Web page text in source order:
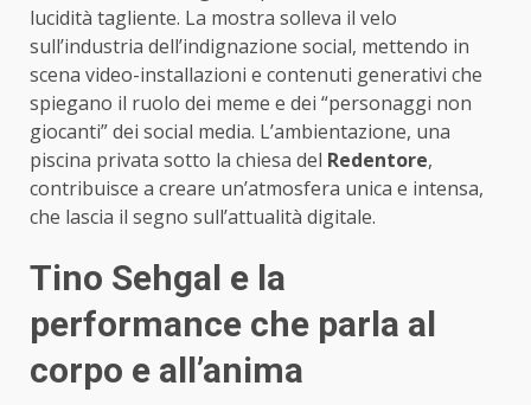
lucidità tagliente. La mostra solleva il velo
sull’industria dell’indignazione social, mettendo in
scena video-installazioni e contenuti generativi che
spiegano il ruolo dei meme e dei “personaggi non
giocanti” dei social media. L’ambientazione, una
piscina privata sotto la chiesa del Redentore,
contribuisce a creare un’atmosfera unica e intensa,
che lascia il segno sull’attualità digitale.
Tino Sehgal e la
performance che parla al
corpo e all’anima